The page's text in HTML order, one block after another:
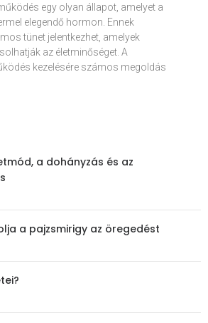
egy olyan állapot, amelyet a
elegendő hormon. Ennek
tünet jelentkezhet, amelyek
az életminőséget. A
kezelésére számos megoldás
a dohányzás és az
a pajzsmirigy az öregedést